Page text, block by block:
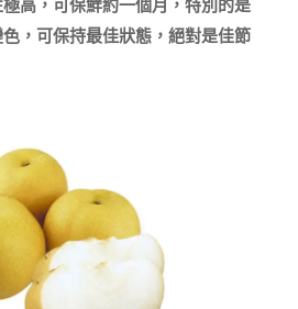
高，可保鮮約一個月，特別的是
，可保持最佳狀態，絕對是佳節